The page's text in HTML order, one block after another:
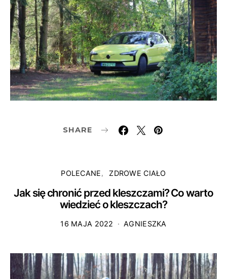
SHARE
POLECANE ZDROWE CIAŁO
Jak się chronić przed kleszczami? Co warto
wiedzieć o kleszczach?
16 MAJA 2022 AGNIESZKA